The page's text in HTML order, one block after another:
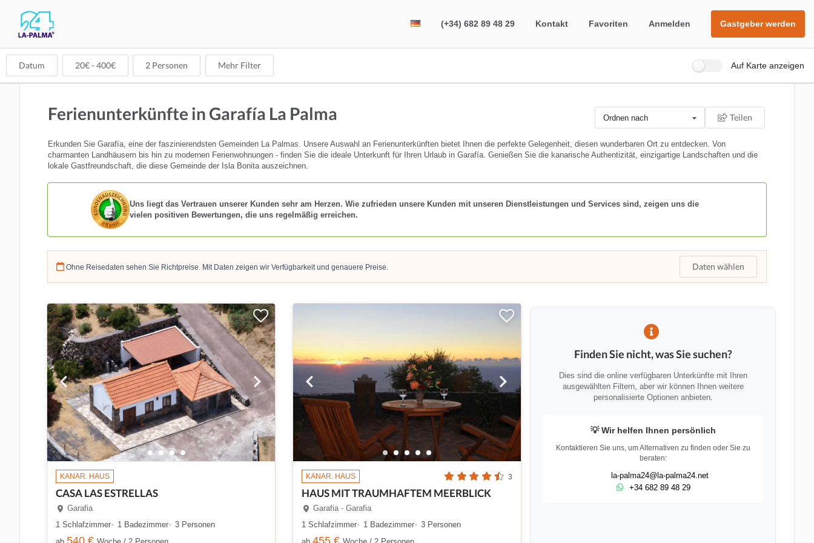
(+34) 682 89 48 29 Kontakt Favoriten Anmelden Gastgeber werden
Datum 20€ - 400€ 2 Personen Mehr Filter Auf Karte anzeigen
Ferienunterkünfte in Garafía La Palma Ordnen nach Teilen
Erkunden Sie Garafía, eine der faszinierendsten Gemeinden La Palmas. Unsere Auswahl an Ferienunterkünften bietet Ihnen die perfekte Gelegenheit, diesen wunderbaren Ort zu entdecken. Von
charmanten Landhäusern bis hin zu modernen Ferienwohnungen - finden Sie die ideale Unterkunft für Ihren Urlaub in Garafía. Genießen Sie die kanarische Authentizität, einzigartige Landschaften und die
lokale Gastfreundschaft, die diese Gemeinde der Isla Bonita auszeichnen.
Uns liegt das Vertrauen unserer Kunden sehr am Herzen. Wie zufrieden unsere Kunden mit unseren Dienstleistungen und Services sind, zeigen uns die
vielen positiven Bewertungen, die uns regelmäßig erreichen.
Ohne Reisedaten sehen Sie Richtpreise. Mit Daten zeigen wir Verfügbarkeit und genauere Preise. Daten wählen
KANAR. HAUS
CASA LAS ESTRELLAS
Garafia
1 Schlafzimmer
1 Badezimmer
3 Personen
ab 540 € Woche / 2 Personen
KANAR. HAUS 3
HAUS MIT TRAUMHAFTEM MEERBLICK
Garafia - Garafia
1 Schlafzimmer
1 Badezimmer
3 Personen
ab 455 € Woche / 2 Personen
Finden Sie nicht, was Sie suchen?
Dies sind die online verfügbaren Unterkünfte mit Ihren
ausgewählten Filtern, aber wir können Ihnen weitere
personalisierte Optionen anbieten.
💡 Wir helfen Ihnen persönlich
Kontaktieren Sie uns, um Alternativen zu finden oder Sie zu
beraten:
la-palma24@la-palma24.net
+34 682 89 48 29